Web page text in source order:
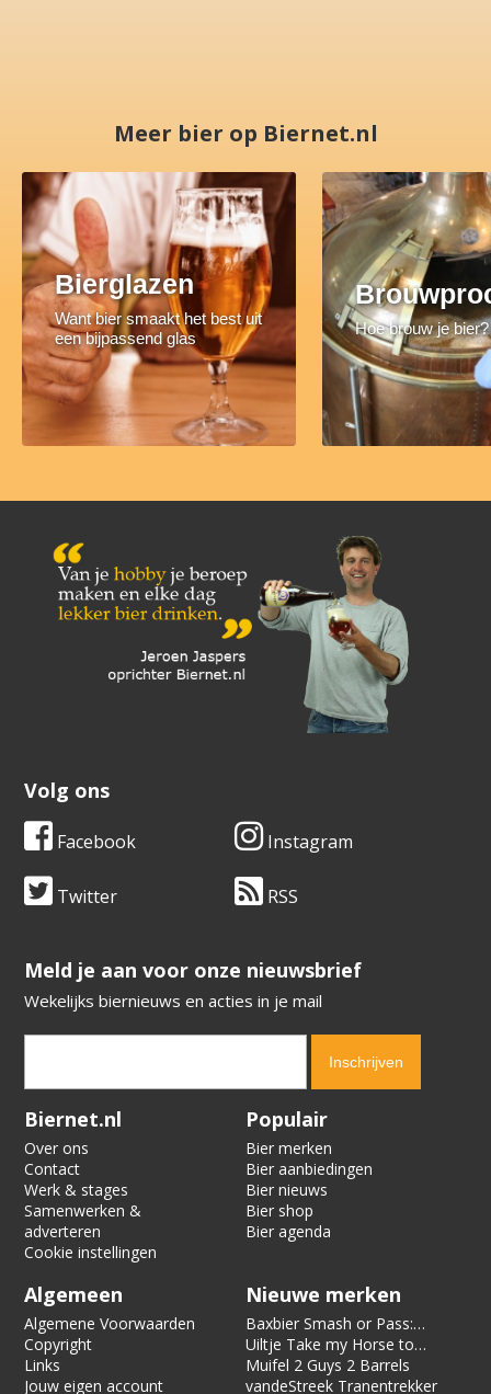
Meer bier op Biernet.nl
Bierglazen
Want bier smaakt het best uit
een bijpassend glas
Hoe brouw je bier?
Volg ons
Facebook Instagram
Twitter RSS
​​​​​​​Meld je aan voor onze nieuwsbrief
Wekelijks biernieuws en acties in je mail
Verification code:
Biernet.nl
Over ons
Contact
Werk & stages
Samenwerken &
adverteren
Cookie instellingen
Populair
Bier merken
Bier aanbiedingen
Bier nieuws
Bier shop
Bier agenda
Algemeen
Algemene Voorwaarden
Copyright
Links
Jouw eigen account
Nieuwe merken
Baxbier Smash or Pass:
Strata
Uiltje Take my Horse to
the Hotel Room
Muifel 2 Guys 2 Barrels
vandeStreek Tranentrekker